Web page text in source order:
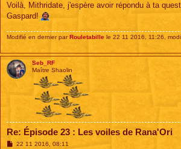
Voilà, Mithridate, j'espère avoir répondu à ta
Gaspard!
Modifié en dernier par Rouletabille le 22 11 2016, 11:26,
Seb_RF
Maître Shaolin
Re: Épisode 23 : Les voiles de Rana'Ori
M22 11 2016, 08:11